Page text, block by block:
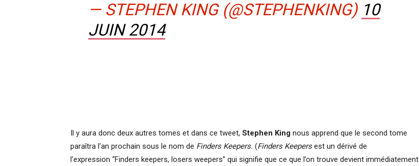
— STEPHEN KING (@STEPHENKING) 10
JUIN 2014
Il y aura donc deux autres tomes et dans ce tweet, Stephen King nous apprend que le second tome
paraîtra l’an prochain sous le nom de Finders Keepers. (Finders Keepersest un dérivé de
l’expression “Finders keepers, losers weepers” qui signifie que ce que l’on trouve devient immédiatement